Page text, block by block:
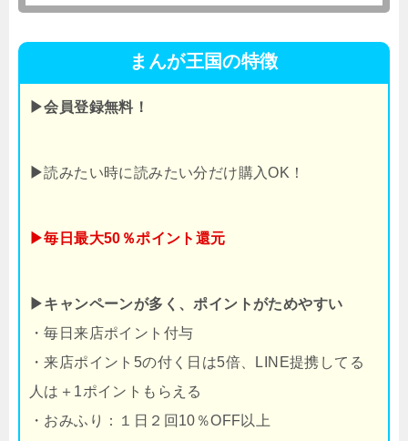
まんが王国の特徴
▶会員登録無料！
▶読みたい時に読みたい分だけ購入OK！
▶毎日最大50％ポイント還元
▶キャンペーンが多く、ポイントがためやすい
・毎日来店ポイント付与
・来店ポイント5の付く日は5倍、LINE提携してる
人は＋1ポイントもらえる
・おみふり：１日２回10％OFF以上